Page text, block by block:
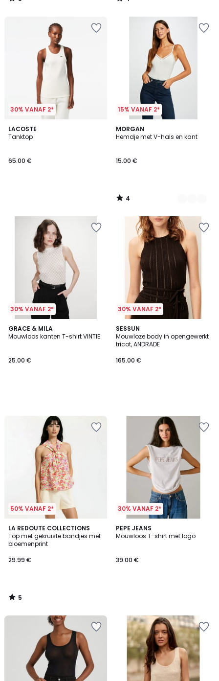
/
/
30% VANAF 2*
LACOSTE
Tanktop
65.00 €
15% VANAF 2*
MORGAN
Hemdje met V-hals en kant
15.00 €
4
/
2
Kleuren
4
/
30% VANAF 2*
GRACE & MILA
Mouwloos kanten T-shirt VINTIE
25.00 €
30% VANAF 2*
SESSUN
Mouwloze body in opengewerkt
tricot, ANDRADE
165.00 €
50% VANAF 2*
LA REDOUTE COLLECTIONS
Top met gekruiste bandjes met
bloemenprint
29.99 €
5
/
5
5
/
30% VANAF 2*
PEPE JEANS
Mouwloos T-shirt met logo
39.00 €